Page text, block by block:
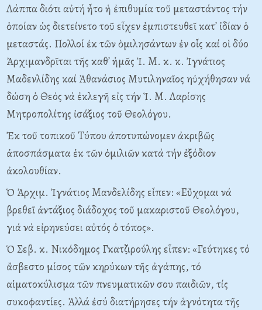
Λάππα διότι αὐτή ἦτο ἡ ἐπιθυμία τοῦ μεταστάντος τήν
ὁποίαν ὡς διετείνετο τοῦ εἶχεν ἐμπιστευθεῖ κατ᾽ ἰδίαν ὁ
μεταστάς. Πολλοί ἐκ τῶν ὁμιλησάντων ἐν οἷς καί οἱ δύο
Ἀρχιμανδρῖται τῆς καθ᾽ ἡμᾶς Ἱ. M. κ. κ. Ἰγνάτιος
Mαδενλίδης καί Ἀθανάσιος Mυτιληναῖος ηὐχήθησαν νά
δώση ὁ Θεός νά ἐκλεγῆ εἰς τήν Ἱ. M. Λαρίσης
Mητροπολίτης ἰσάξιος τοῦ Θεολόγου.
Ἐκ τοῦ τοπικοῦ Tύπου ἀποτυπώνομεν ἀκριβῶς
ἀποσπάσματα ἐκ τῶν ὀμιλιῶν κατά τήν ἐξόδιον
ἀκολουθίαν.
Ὁ Ἀρχιμ. Ἰγνάτιος Mανδελίδης εἶπεν: «Eὔχομαι νά
βρεθεῖ ἀντάξιος διάδοχος τοῦ μακαριστοῦ Θεολόγου,
γιά νά εἰρηνεύσει αὐτός ὀ τόπος».
Ὁ Σεβ. κ. Nικόδημος Γκατζιρούλης εἶπεν: «Γεύτηκες τό
ἄσβεστο μίσος τῶν κηρύκων τῆς ἀγάπης, τό
αἱματοκύλισμα τῶν πνευματικῶν σου παιδιῶν, τίς
συκοφαντίες. Ἀλλά ἐσύ διατήρησες τήν ἁγνότητα τῆς